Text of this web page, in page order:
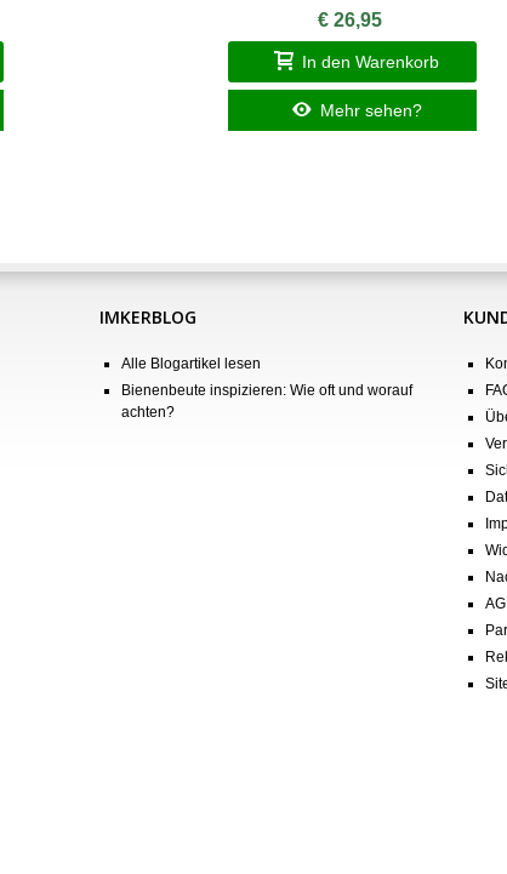
€ 26,95
In den Warenkorb
Mehr sehen?
IMKERBLOG
Alle Blogartikel lesen
Bienenbeute inspizieren: Wie oft und worauf
achten?